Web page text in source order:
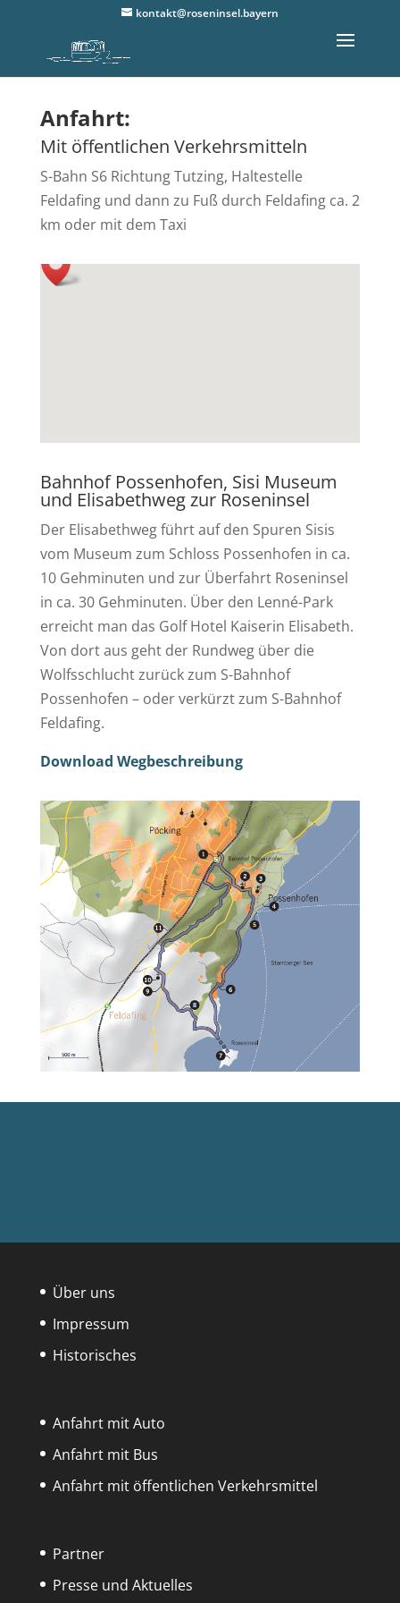
kontakt@roseninsel.bayern
Anfahrt:
Mit öffentlichen Verkehrsmitteln
S-Bahn S6 Richtung Tutzing, Haltestelle
Feldafing und dann zu Fuß durch Feldafing ca. 2
km oder mit dem Taxi
Bahnhof Possenhofen, Sisi Museum
und Elisabethweg zur Roseninsel
Der Elisabethweg führt auf den Spuren Sisis
vom Museum zum Schloss Possenhofen in ca.
10 Gehminuten und zur Überfahrt Roseninsel
in ca. 30 Gehminuten. Über den Lenné-Park
erreicht man das Golf Hotel Kaiserin Elisabeth.
Von dort aus geht der Rundweg über die
Wolfsschlucht zurück zum S-Bahnhof
Possenhofen – oder verkürzt zum S-Bahnhof
Feldafing.
Download Wegbeschreibung
Über uns
Impressum
Historisches
Anfahrt mit Auto
Anfahrt mit Bus
Anfahrt mit öffentlichen Verkehrsmittel
Partner
Presse und Aktuelles